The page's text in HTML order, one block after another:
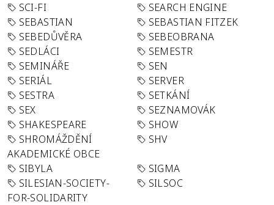
SCI-FI
SEARCH ENGINE
SEBASTIAN
SEBASTIAN FITZEK
SEBEDŮVĚRA
SEBEOBRANA
SEDLÁCI
SEMESTR
SEMINÁŘE
SEN
SERIÁL
SERVER
SESTRA
SETKÁNÍ
SEX
SEZNAMOVÁK
SHAKESPEARE
SHOW
SHROMÁŽDĚNÍ
AKADEMICKÉ OBCE
SHV
SIBYLA
SIGMA
SILESIAN-SOCIETY-
FOR-SOLIDARITY
SILSOC